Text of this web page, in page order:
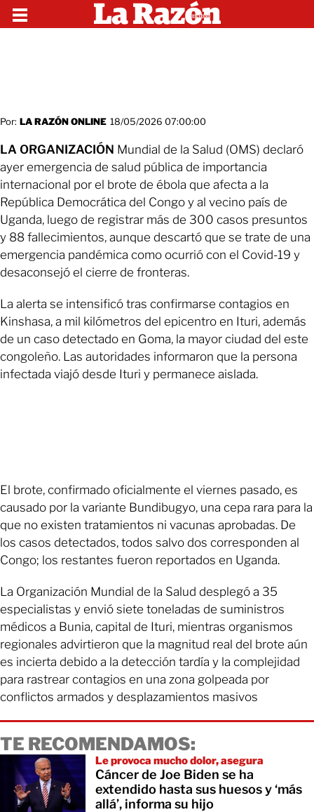
Por: LA RAZÓN ONLINE 18/05/2026 07:00:00
LA ORGANIZACIÓN Mundial de la Salud (OMS) declaró
ayer emergencia de salud pública de importancia
internacional por el brote de ébola que afecta a la
República Democrática del Congo y al vecino país de
Uganda, luego de registrar más de 300 casos presuntos
y 88 fallecimientos, aunque descartó que se trate de una
emergencia pandémica como ocurrió con el Covid-19 y
desaconsejó el cierre de fronteras.
La alerta se intensificó tras confirmarse contagios en
Kinshasa, a mil kilómetros del epicentro en Ituri, además
de un caso detectado en Goma, la mayor ciudad del este
congoleño. Las autoridades informaron que la persona
infectada viajó desde Ituri y permanece aislada.
El brote, confirmado oficialmente el viernes pasado, es
causado por la variante Bundibugyo, una cepa rara para la
que no existen tratamientos ni vacunas aprobadas. De
los casos detectados, todos salvo dos corresponden al
Congo; los restantes fueron reportados en Uganda.
La Organización Mundial de la Salud desplegó a 35
especialistas y envió siete toneladas de suministros
médicos a Bunia, capital de Ituri, mientras organismos
regionales advirtieron que la magnitud real del brote aún
es incierta debido a la detección tardía y la complejidad
para rastrear contagios en una zona golpeada por
conflictos armados y desplazamientos masivos
TE RECOMENDAMOS:
Le provoca mucho dolor, asegura
Cáncer de Joe Biden se ha
extendido hasta sus huesos y ‘más
allá’, informa su hijo